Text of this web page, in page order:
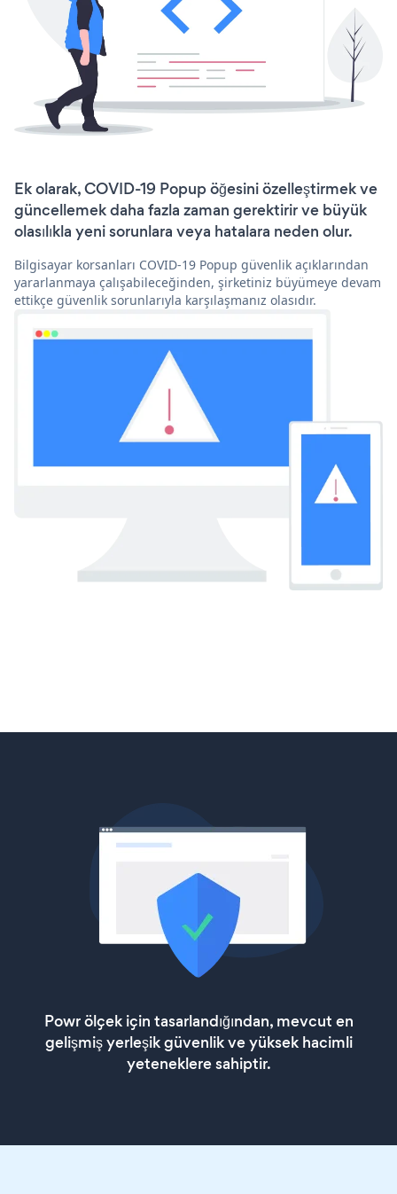
Ek olarak, COVID-19 Popup öğesini özelleştirmek ve
güncellemek daha fazla zaman gerektirir ve büyük
olasılıkla yeni sorunlara veya hatalara neden olur.
Bilgisayar korsanları COVID-19 Popup güvenlik açıklarından
yararlanmaya çalışabileceğinden, şirketiniz büyümeye devam
ettikçe güvenlik sorunlarıyla karşılaşmanız olasıdır.
Powr ölçek için tasarlandığından, mevcut en
gelişmiş yerleşik güvenlik ve yüksek hacimli
yeteneklere sahiptir.